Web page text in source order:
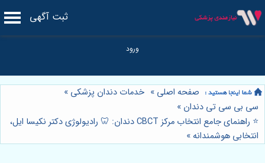
ثبت آگهی
صفحه اصلی » خدمات دندان پزشکی »
سی بی سی تی دندان »
⭐️ راهنمای جامع انتخاب مرکز CBCT دندان: 🦷 رادیولوژی دکتر نکیسا ایل،
انتخابی هوشمندانه»